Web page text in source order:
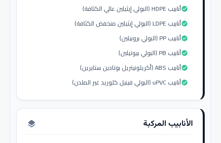
أنابيب HDPE (البولي إيثيلين عالي الكثافة)check_circle
أنابيب LDPE (البولي إيثيلين منخفض الكثافة)check_circle
أنابيب PP (البولي بروبيلين)check_circle
أنابيب PB (البولي بيوتيلين)check_circle
أنابيب ABS (أكريلونيتريل بوتادين ستايرين)check_circle
أنابيب uPVC (البولي فينيل كلوريد غير الملدن)check_circle
الأنابيب المركبة layers